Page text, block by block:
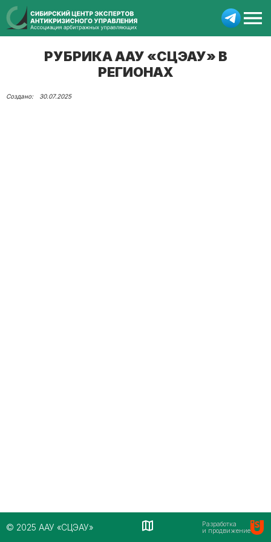
РУБРИКА ААУ «СЦЭАУ» В
РЕГИОНАХ
30.07.2025
© 2025 ААУ «СЦЭАУ»
Разработка
и продвижение